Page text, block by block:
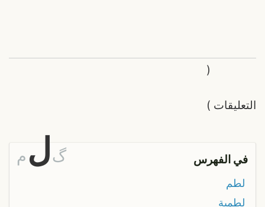
التعليقات
(
)
في الفهرس گل م
لطم
لطمية